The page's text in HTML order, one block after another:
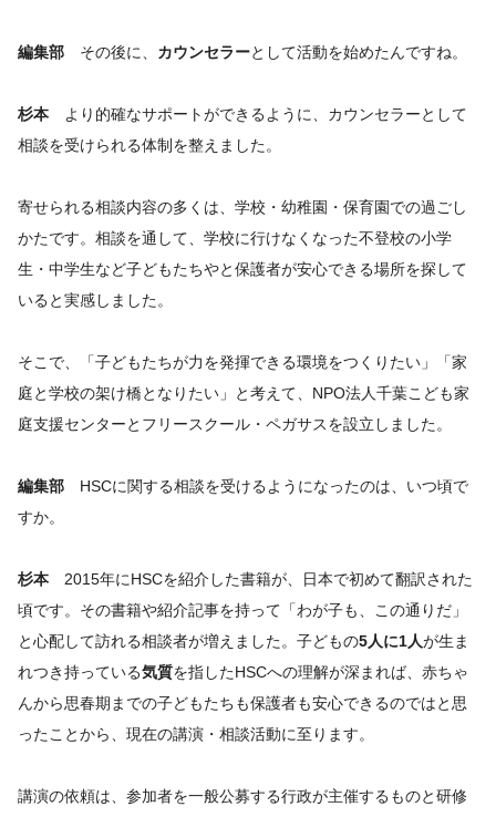
編集部 その後に、 カウンセラーとして活動を始めたんですね。
杉本 より的確なサポートができるように、カウンセラーとして
相談を受けられる体制を整えました。
寄せられる相談内容の多くは、学校・幼稚園・保育園での過ごし
かたです。相談を通して、学校に行けなくなった不登校の小学
生・中学生など子どもたちやと保護者が安心できる場所を探して
いると実感しました。
そこで、「子どもたちが力を発揮できる環境をつくりたい」「家
庭と学校の架け橋となりたい」と考えて、NPO法人千葉こども家
庭支援センターとフリースクール・ペガサスを設立しました。
編集部 HSCに関する相談を受けるようになったのは、いつ頃で
すか。
杉本 2015年にHSCを紹介した書籍が、日本で初めて翻訳された
頃です。その書籍や紹介記事を持って「わが子も、この通りだ」
と心配して訪れる相談者が増えました。子どもの5人に1人が生ま
れつき持っている気質を指したHSCへの理解が深まれば、赤ちゃ
んから思春期までの子どもたちも保護者も安心できるのではと思
ったことから、現在の講演・相談活動に至ります。
講演の依頼は、参加者を一般公募する行政が主催するものと研修